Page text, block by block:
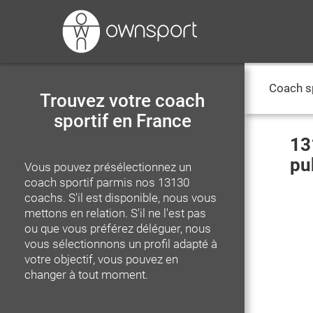
Trouvez votre coach
sportif en France
Vous pouvez présélectionnez un
coach sportif parmis nos 13130
coachs. S'il est disponible, nous vous
mettons en relation. S'il ne l'est pas
ou que vous préférez déléguer, nous
vous sélectionnons un profil adapté à
votre objectif, vous pouvez en
changer à tout moment.
Coach